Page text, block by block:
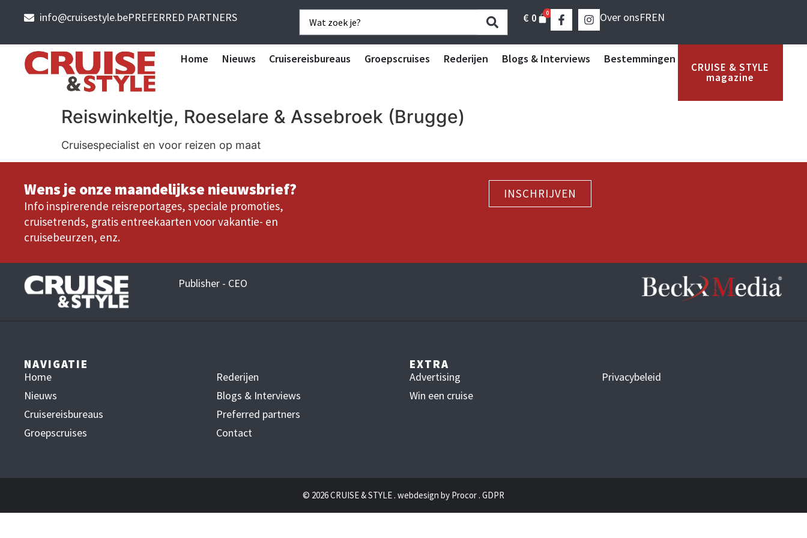
info@cruisestyle.bePREFERRED PARTNERS € 0 0 Over onsFREN
Home Nieuws Cruisereisbureaus Groepscruises Rederijen Blogs & Interviews Bestemmingen
CRUISE & STYLE
magazine
Reiswinkeltje, Roeselare & Assebroek (Brugge)
Cruisespecialist en voor reizen op maat
Wens je onze maandelijkse nieuwsbrief?
Info inspirerende reisreportages, speciale promoties,
cruisetrends, gratis entreekaarten voor vakantie- en
cruisebeurzen, enz.
INSCHRIJVEN
Publisher - CEO
NAVIGATIE
Home
Nieuws
Cruisereisbureaus
Groepscruises
Rederijen
Blogs & Interviews
Preferred partners
Contact
EXTRA
Advertising
Win een cruise
Privacybeleid
© 2026 CRUISE & STYLE . webdesign by Procor . GDPR